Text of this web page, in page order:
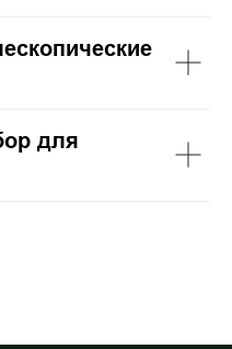
для